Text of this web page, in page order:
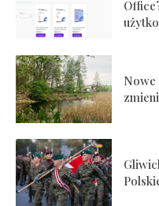
Nowe